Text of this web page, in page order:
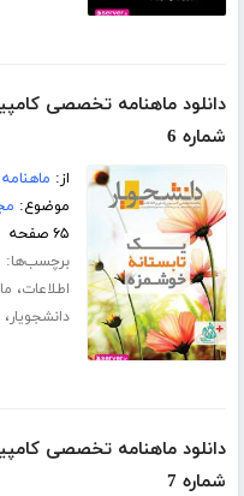
دانلود ماهنامه تخصصی
شماره 6
از:
موضوع:
۶۵ صفحه
برچسب‌ها:
اطلاعات،
دانشجویار،
دانلود ماهنامه تخصصی
شماره 7